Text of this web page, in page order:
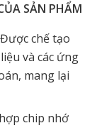
SẢN PHẨM
Được chế tạo
và các ứng
mang lại
chip nhớ